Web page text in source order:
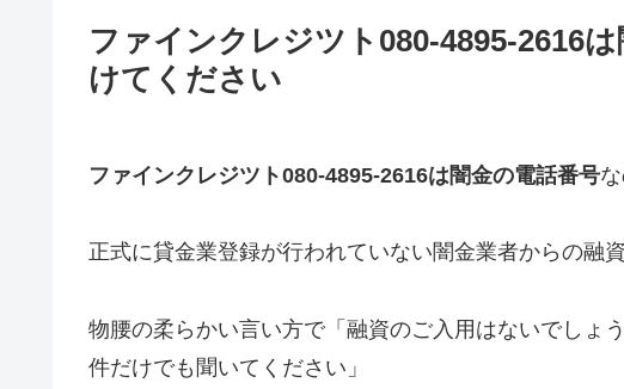
ファインクレジツト080-4895-2616
けてください
ファインクレジツト080-4895-2616は闇金の電話番号
正式に貸金業登録が行われていない闇金業者からの融
物腰の柔らかい言い方で「融資のご入用はないでしょ
件だけでも聞いてください」